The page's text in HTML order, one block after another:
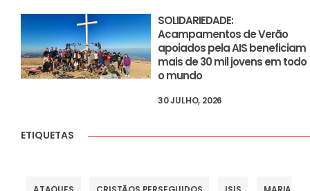
SOLIDARIEDADE:
Acampamentos de Verão
apoiados pela AIS beneficiam
mais de 30 mil jovens em todo
o mundo
30 JULHO, 2026
ETIQUETAS